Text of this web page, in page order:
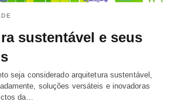
sustentável e seus
seja considerado arquitetura sustentável,
soluções versáteis e inovadoras
da…